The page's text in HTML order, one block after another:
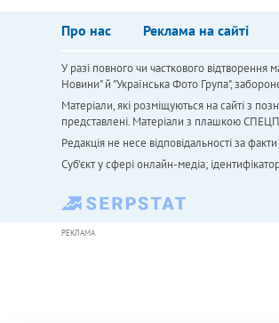
Про нас Реклама на сайті
У разі повного чи часткового відтворення
Новини" й "Українська Фото Група",
Матеріали, які розміщуються на сайті з
представлені. Матеріали з плашкою
Редакція не несе відповідальності за
Cуб'єкт у сфері онлайн-медіа;
РЕКЛАМА